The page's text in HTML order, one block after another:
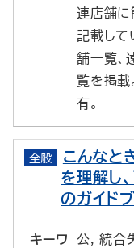
連店舗に
記載して
舗一覧、
覧を掲載
有。
全般
こんなと
を理解し
のガイド
キーワ 公, 統合